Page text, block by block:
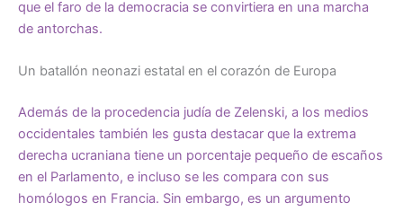
que el faro de la democracia se convirtiera en una marcha
de antorchas.
Un batallón neonazi estatal en el corazón de Europa
Además de la procedencia judía de Zelenski, a los medios
occidentales también les gusta destacar que la extrema
derecha ucraniana tiene un porcentaje pequeño de escaños
en el Parlamento, e incluso se les compara con sus
homólogos en Francia. Sin embargo, es un argumento